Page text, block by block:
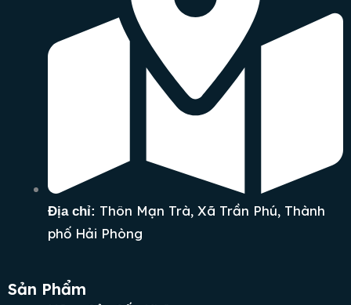
Địa chỉ: Thôn Mạn Trà, Xã Trần Phú, Thành
phố Hải Phòng
Sản Phẩm